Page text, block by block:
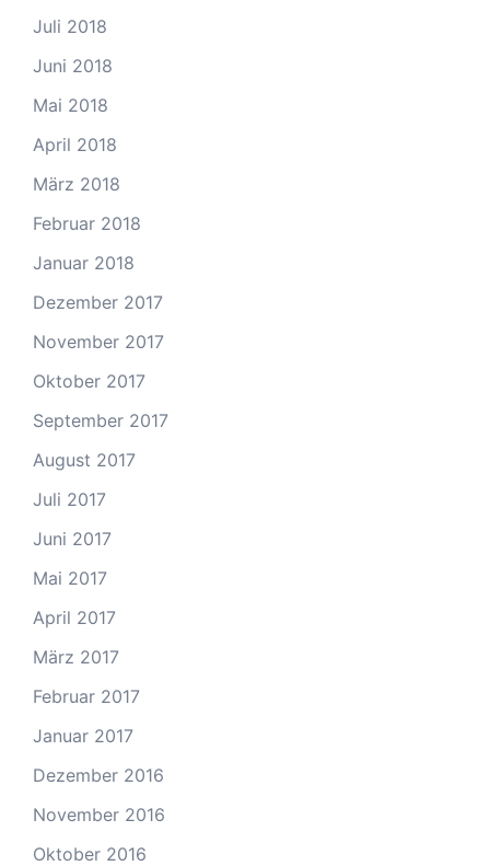
Juli 2018
Juni 2018
Mai 2018
April 2018
März 2018
Februar 2018
Januar 2018
Dezember 2017
November 2017
Oktober 2017
September 2017
August 2017
Juli 2017
Juni 2017
Mai 2017
April 2017
März 2017
Februar 2017
Januar 2017
Dezember 2016
November 2016
Oktober 2016